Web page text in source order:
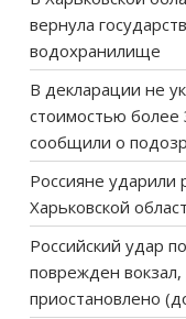
вернула
водохранилище
В декларации не
стоимостью более
сообщили о
Россияне ударили
Харьковской
Российский удар
поврежден
приостановлено